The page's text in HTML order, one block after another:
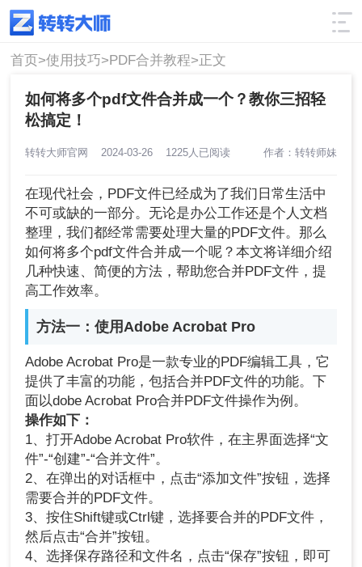
使用技巧 筛选
首页>使用技巧>PDF合并教程>正文
如何将多个pdf文件合并成一个？教你三招轻
松搞定！
转转大师官网 2024-03-26 1225人已阅读 作者：转转师妹
在现代社会，PDF文件已经成为了我们日常生活中
不可或缺的一部分。无论是办公工作还是个人文档
整理，我们都经常需要处理大量的PDF文件。那么
如何将多个pdf文件合并成一个呢？本文将详细介绍
几种快速、简便的方法，帮助您合并PDF文件，提
高工作效率。
方法一：使用Adobe Acrobat Pro
Adobe Acrobat Pro是一款专业的PDF编辑工具，它
提供了丰富的功能，包括合并PDF文件的功能。下
面以dobe Acrobat Pro合并PDF文件操作为例。
操作如下：
1、打开Adobe Acrobat Pro软件，在主界面选择“文
件”-“创建”-“合并文件”。
2、在弹出的对话框中，点击“添加文件”按钮，选择
需要合并的PDF文件。
3、按住Shift键或Ctrl键，选择要合并的PDF文件，
然后点击“合并”按钮。
4、选择保存路径和文件名，点击“保存”按钮，即可